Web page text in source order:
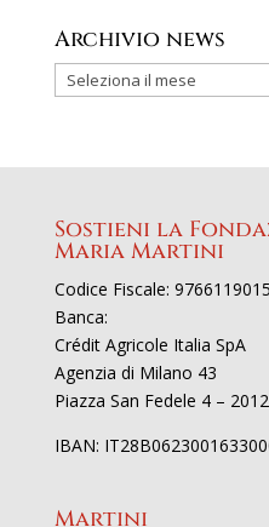
Archivio news
Sostieni la
Maria Martini
Codice Fiscale:
Banca:
Crédit Agricole Italia SpA
Agenzia di Milano 43
Piazza San Fedele 4 –
IBAN:
Martini